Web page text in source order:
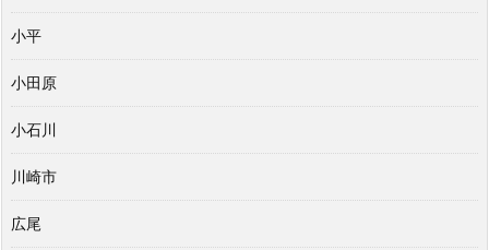
小平
小田原
小石川
川崎市
広尾